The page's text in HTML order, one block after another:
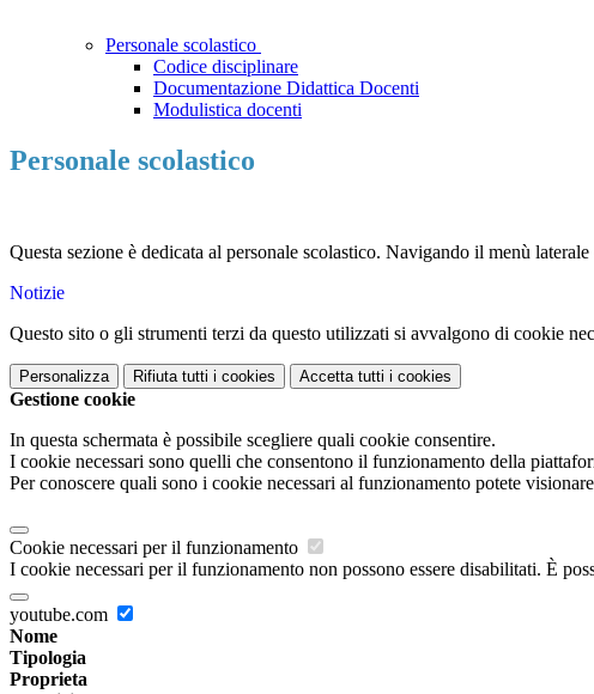
Personale scolastico
Codice disciplinare
Documentazione Didattica Docenti
Modulistica docenti
Personale scolastico
Questa sezione è dedicata al personale scolastico. Navigando il menù
Notizie
Questo sito o gli strumenti terzi da questo utilizzati si avvalgono di cookie
Personalizza Rifiuta tutti i cookies Accetta tutti i cookies
Gestione cookie
In questa schermata è possibile scegliere quali cookie consentire.
I cookie necessari sono quelli che consentono il funzionamento della
Per conoscere quali sono i cookie necessari al funzionamento potete
Cookie necessari per il funzionamento
I cookie necessari per il funzionamento non possono essere disabilitati. È
youtube.com
Nome
Tipologia
Proprieta